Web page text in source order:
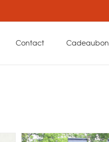
Contact Cadeaubon